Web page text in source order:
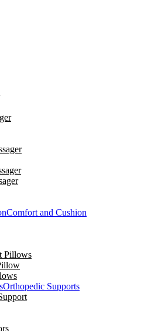
Comfort and Cushion
Pillows
Orthopedic Supports